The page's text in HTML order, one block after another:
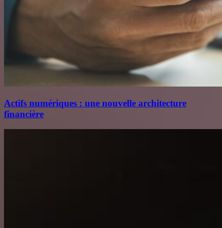
Actifs numériques : une nouvelle architecture
financière